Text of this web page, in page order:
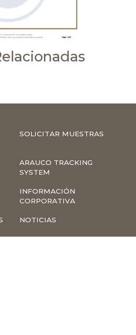
SOLICITAR MUESTRAS
ARAUCO TRACKING
SYSTEM
INFORMACIÓN
CORPORATIVA
NOTICIAS